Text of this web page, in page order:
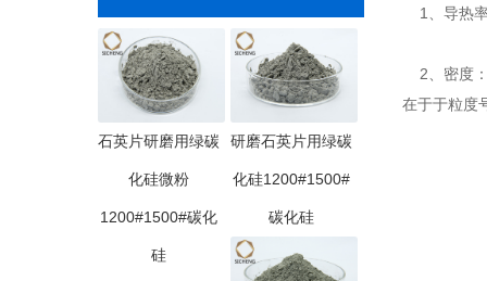
石英片研磨用绿碳
化硅微粉
1200#1500#碳化
硅
研磨石英片用绿碳
化硅1200#1500#
碳化硅
1、导热率
2、密度：
在于于粒度